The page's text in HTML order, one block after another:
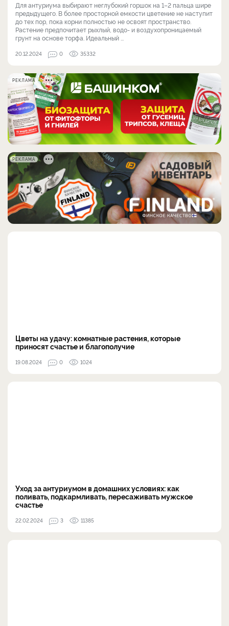
Для антуриума выбирают неглубокий горшок на 1–2 пальца шире
предыдущего. В более просторной емкости цветение не наступит
до тех пор, пока корни полностью не освоят пространство.
Растение предпочитает рыхлый, водо- и воздухопроницаемый
грунт на основе торфа. Идеальный ...
20.12.2024 0 35332
РЕКЛАМА
РЕКЛАМА
Цветы на удачу: комнатные растения, которые
приносят счастье и благополучие
19.08.2024 0 1024
Уход за антуриумом в домашних условиях: как
поливать, подкармливать, пересаживать мужское
счастье
22.02.2024 3 11385